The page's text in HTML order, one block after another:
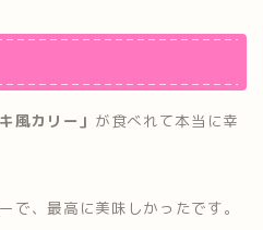
風カリー」 が食べれて本当に幸
で、最高に美味しかったです。